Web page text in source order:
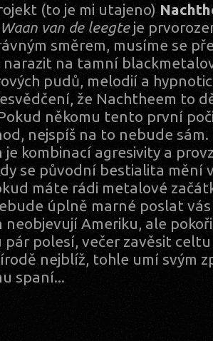
(to je mi utajeno)
Waan van de leegteje
směrem, musíme se
narazit na tamní
pudů, melodií a
že Nachtheem to
někomu tento první
nejspíš na to nebude
je kombinací agresivity a
se původní bestialita mění
máte rádi metalové
úplně marné poslat
neobjevují Ameriku, ale
pár polesí, večer zavěsit
nejblíž, tohle umí svým
spaní...